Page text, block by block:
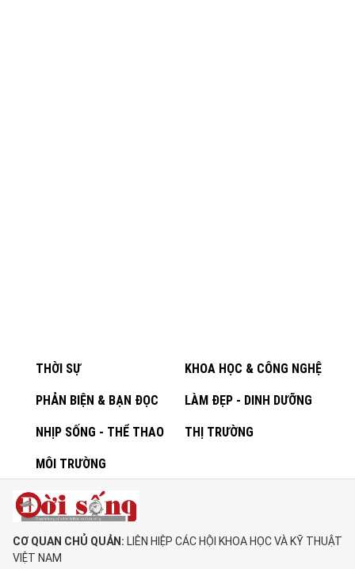
THỜI SỰ KHOA HỌC & CÔNG NGHỆ
PHẢN BIỆN & BẠN ĐỌC LÀM ĐẸP - DINH DƯỠNG
NHỊP SỐNG - THỂ THAO THỊ TRƯỜNG
MÔI TRƯỜNG
CƠ QUAN CHỦ QUẢN: LIÊN HIỆP CÁC HỘI KHOA HỌC VÀ KỸ THUẬT
VIỆT NAM